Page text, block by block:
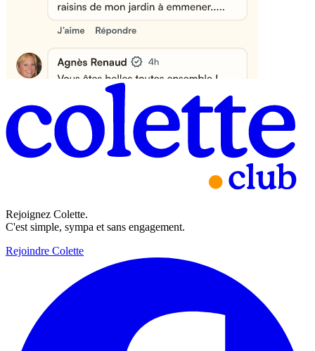
Rejoignez Colette.
C'est simple, sympa et sans engagement.
Rejoindre Colette